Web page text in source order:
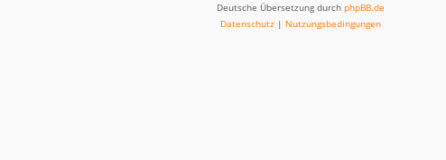
Deutsche Übersetzung durch phpBB.de
Datenschutz | Nutzungsbedingungen